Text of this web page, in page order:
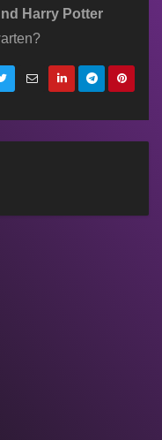
Harry Potter